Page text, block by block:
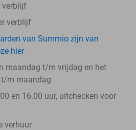
verblijf
verblijf
van Summio zijn van
hier
maandag t/m vrijdag en het
m maandag
en 16.00 uur, uitchecken voor
verhuur